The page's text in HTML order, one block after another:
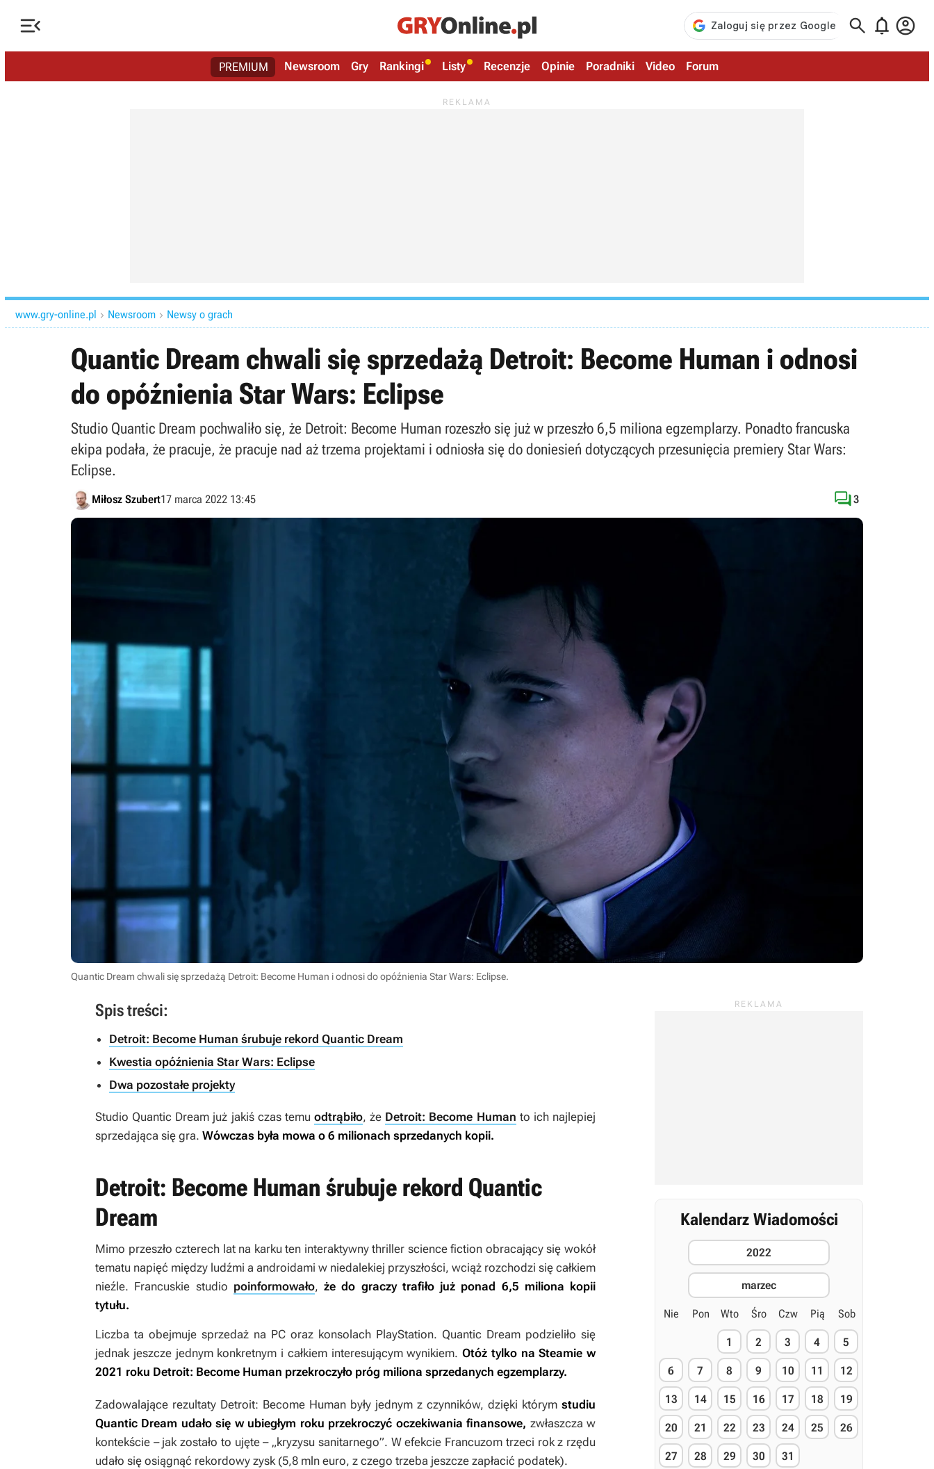
   
PREMIUM Newsroom Gry Rankingi Listy Recenzje Opinie Poradniki Video Forum
www.gry-online.pl  Newsroom  Newsy o grach
Quantic Dream chwali się sprzedażą Detroit: Become Human i odnosi
do opóźnienia Star Wars: Eclipse
Studio Quantic Dream pochwaliło się, że Detroit: Become Human rozeszło się już w przeszło 6,5 miliona egzemplarzy. Ponadto francuska
ekipa podała, że pracuje, że pracuje nad aż trzema projektami i odniosła się do doniesień dotyczących przesunięcia premiery Star Wars:
Eclipse.
Miłosz Szubert17 marca 2022 13:45 3
Quantic Dream chwali się sprzedażą Detroit: Become Human i odnosi do opóźnienia Star Wars: Eclipse.
Spis treści:
Detroit: Become Human śrubuje rekord Quantic Dream
Kwestia opóźnienia Star Wars: Eclipse
Dwa pozostałe projekty
Studio Quantic Dream już jakiś czas temu odtrąbiło, że Detroit: Become Human to ich najlepiej
sprzedająca się gra. Wówczas była mowa o 6 milionach sprzedanych kopii.
Detroit: Become Human śrubuje rekord Quantic
Dream
Mimo przeszło czterech lat na karku ten interaktywny thriller science fiction obracający się wokół
tematu napięć między ludźmi a androidami w niedalekiej przyszłości, wciąż rozchodzi się całkiem
nieźle. Francuskie studio poinformowało, że do graczy trafiło już ponad 6,5 miliona kopii
tytułu.
Liczba ta obejmuje sprzedaż na PC oraz konsolach PlayStation. Quantic Dream podzieliło się
jednak jeszcze jednym konkretnym i całkiem interesującym wynikiem. Otóż tylko na Steamie w
2021 roku Detroit: Become Human przekroczyło próg miliona sprzedanych egzemplarzy.
Zadowalające rezultaty Detroit: Become Human były jednym z czynników, dzięki którym studiu
Quantic Dream udało się w ubiegłym roku przekroczyć oczekiwania finansowe, zwłaszcza w
kontekście – jak zostało to ujęte – „kryzysu sanitarnego”. W efekcie Francuzom trzeci rok z rzędu
udało się osiągnąć rekordowy zysk (5,8 mln euro, z czego trzeba jeszcze zapłacić podatek).
Kalendarz Wiadomości
2022
marzec
Nie Pon Wto Śro Czw Pią Sob
1 2 3 4 5
6 7 8 9 10 11 12
13 14 15 16 17 18 19
20 21 22 23 24 25 26
27 28 29 30 31